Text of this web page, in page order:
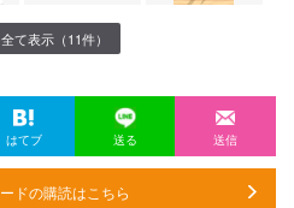
て表示（11件）
はてブ 送る 送信
ドの購読はこちら